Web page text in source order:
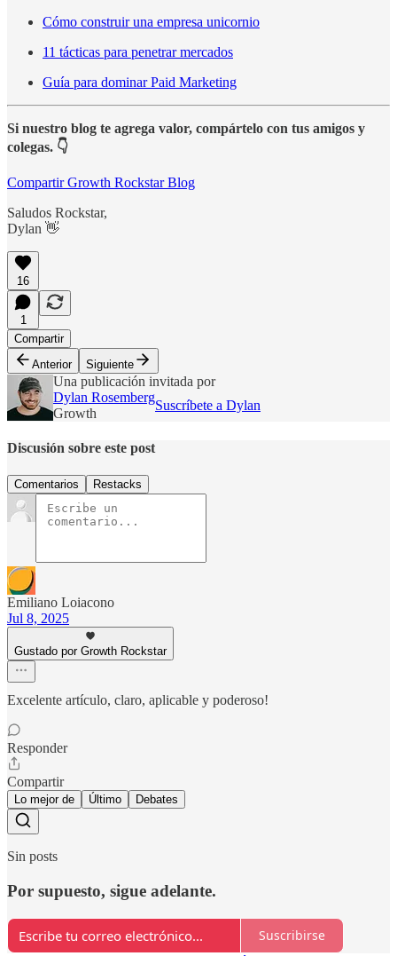
Cómo construir una empresa unicornio
11 tácticas para penetrar mercados
Guía para dominar Paid Marketing
Si nuestro blog te agrega valor, compártelo con tus amigos y
colegas. 👇
Compartir Growth Rockstar Blog
Saludos Rockstar,
Dylan 👋
16
1
Compartir
Anterior
Siguiente
Una publicación invitada por
Dylan Rosemberg
Growth
Suscríbete a Dylan
Discusión sobre este post
Comentarios Restacks
Emiliano Loiacono
Jul 8, 2025
Gustado por Growth Rockstar
Excelente artículo, claro, aplicable y poderoso!
Responder
Compartir
Lo mejor de Último Debates
Sin posts
Por supuesto, sigue adelante.
Suscribirse